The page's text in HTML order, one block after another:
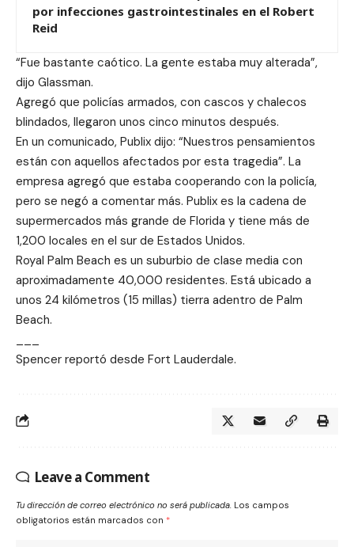
por infecciones gastrointestinales en el Robert
Reid
“Fue bastante caótico. La gente estaba muy alterada”,
dijo Glassman.
Agregó que policías armados, con cascos y chalecos
blindados, llegaron unos cinco minutos después.
En un comunicado, Publix dijo: “Nuestros pensamientos
están con aquellos afectados por esta tragedia”. La
empresa agregó que estaba cooperando con la policía,
pero se negó a comentar más. Publix es la cadena de
supermercados más grande de Florida y tiene más de
1,200 locales en el sur de Estados Unidos.
Royal Palm Beach es un suburbio de clase media con
aproximadamente 40,000 residentes. Está ubicado a
unos 24 kilómetros (15 millas) tierra adentro de Palm
Beach.
Spencer reportó desde Fort Lauderdale.
Leave a Comment
Tu dirección de correo electrónico no será publicada. Los campos
obligatorios están marcados con *